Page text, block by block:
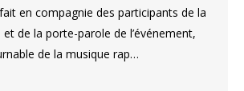
en compagnie des participants de la
de la porte-parole de l’événement,
de la musique rap…